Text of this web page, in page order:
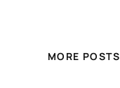
MORE POSTS